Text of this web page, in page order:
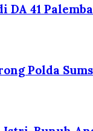
DA 41
Polda